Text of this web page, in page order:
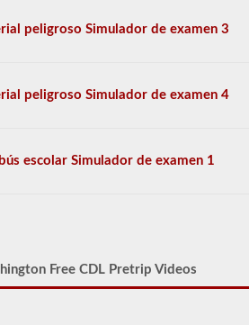
peligroso Simulador de examen 3
peligroso Simulador de examen 4
escolar Simulador de examen 1
Free CDL Pretrip Videos